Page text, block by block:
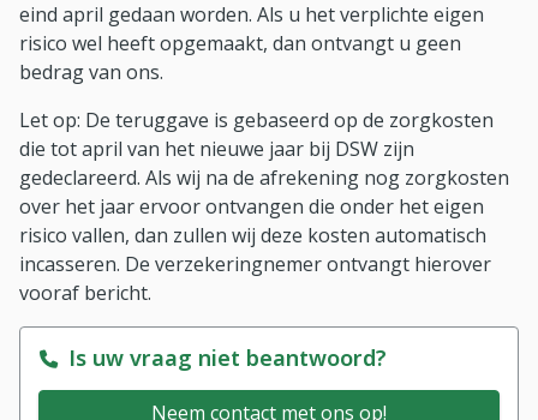
eind april gedaan worden. Als u het verplichte eigen
risico wel heeft opgemaakt, dan ontvangt u geen
bedrag van ons.
Let op: De teruggave is gebaseerd op de zorgkosten
die tot april van het nieuwe jaar bij DSW zijn
gedeclareerd. Als wij na de afrekening nog zorgkosten
over het jaar ervoor ontvangen die onder het eigen
risico vallen, dan zullen wij deze kosten automatisch
incasseren. De verzekeringnemer ontvangt hierover
vooraf bericht.
Is uw vraag niet beantwoord?
Neem contact met ons op!